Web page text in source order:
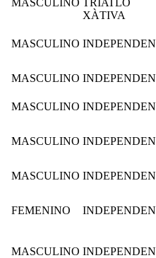
MASCULINO TRIATLÓ
XÀTIVA
MASCULINO
MASCULINO
MASCULINO
MASCULINO
MASCULINO
FEMENINO
MASCULINO